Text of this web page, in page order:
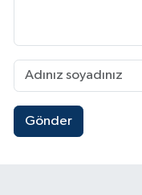
Gönder